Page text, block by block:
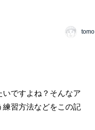
tomo
ですよね？そんなア
練習方法などをこの記